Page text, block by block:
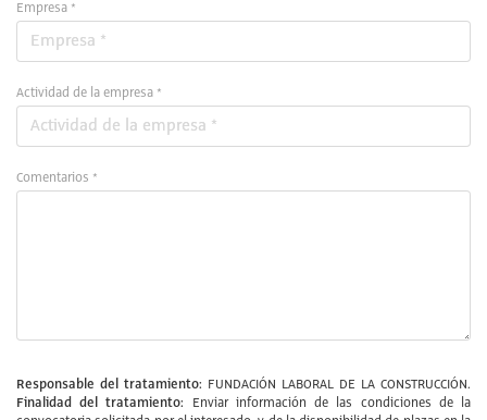
Empresa *
Actividad de la empresa *
Comentarios *
Responsable del tratamiento: FUNDACIÓN LABORAL DE LA CONSTRUCCIÓN.
Finalidad del tratamiento:
Enviar información de las condiciones de la